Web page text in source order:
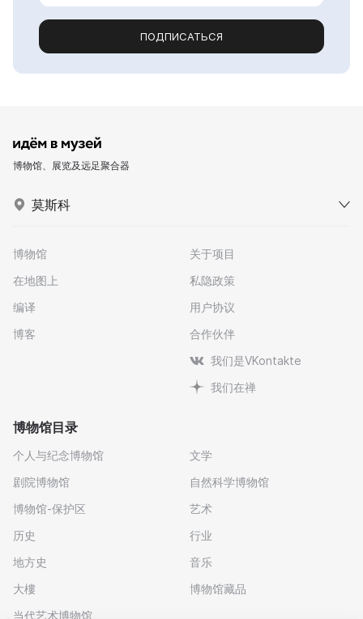
ПОДПИСАТЬСЯ
博物馆、展览及远足聚合器
莫斯科
博物馆
在地图上
编译
博客
关于项目
私隐政策
用户协议
合作伙伴
我们是VKontakte
我们在禅
博物馆目录
个人与纪念博物馆
剧院博物馆
博物馆-保护区
历史
地方史
大樓
当代艺术博物馆
文学
自然科学博物馆
艺术
行业
音乐
博物馆藏品